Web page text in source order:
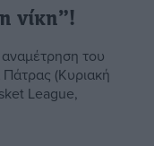
νίκη”!
του
(Κυριακή
League,